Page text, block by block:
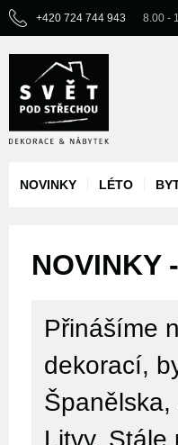
+420 724 744 943 8.00 -
NOVINKY LÉTO
NOVINKY
Přinášíme
dekorací,
Litvy.